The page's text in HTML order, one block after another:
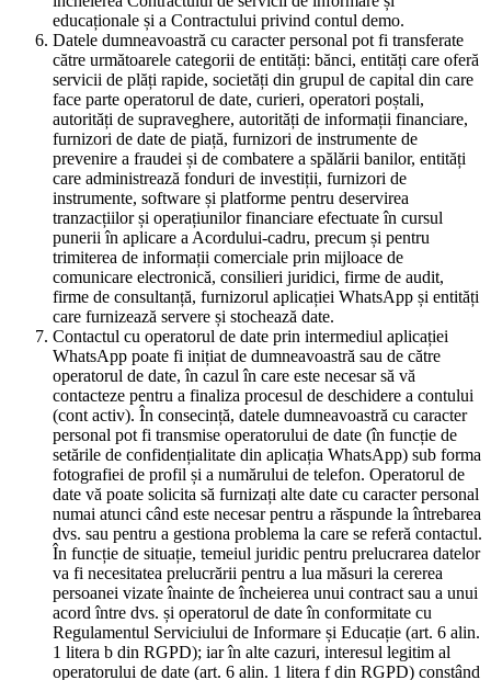
educaționale și a Contractului privind contul demo.
Datele dumneavoastră cu caracter personal pot fi transferate
către următoarele categorii de entități: bănci, entități care oferă
servicii de plăți rapide, societăți din grupul de capital din care
face parte operatorul de date, curieri, operatori poștali,
autorități de supraveghere, autorități de informații financiare,
furnizori de date de piață, furnizori de instrumente de
prevenire a fraudei și de combatere a spălării banilor, entități
care administrează fonduri de investiții, furnizori de
instrumente, software și platforme pentru deservirea
tranzacțiilor și operațiunilor financiare efectuate în cursul
punerii în aplicare a Acordului-cadru, precum și pentru
trimiterea de informații comerciale prin mijloace de
comunicare electronică, consilieri juridici, firme de audit,
firme de consultanță, furnizorul aplicației WhatsApp și entități
care furnizează servere și stochează date.
Contactul cu operatorul de date prin intermediul aplicației
WhatsApp poate fi inițiat de dumneavoastră sau de către
operatorul de date, în cazul în care este necesar să vă
contacteze pentru a finaliza procesul de deschidere a contului
(cont activ). În consecință, datele dumneavoastră cu caracter
personal pot fi transmise operatorului de date (în funcție de
setările de confidențialitate din aplicația WhatsApp) sub forma
fotografiei de profil și a numărului de telefon. Operatorul de
date vă poate solicita să furnizați alte date cu caracter personal
numai atunci când este necesar pentru a răspunde la întrebarea
dvs. sau pentru a gestiona problema la care se referă contactul.
În funcție de situație, temeiul juridic pentru prelucrarea datelor
va fi necesitatea prelucrării pentru a lua măsuri la cererea
persoanei vizate înainte de încheierea unui contract sau a unui
acord între dvs. și operatorul de date în conformitate cu
Regulamentul Serviciului de Informare și Educație (art. 6 alin.
1 litera b din RGPD); iar în alte cazuri, interesul legitim al
operatorului de date (art. 6 alin. 1 litera f din RGPD) constând